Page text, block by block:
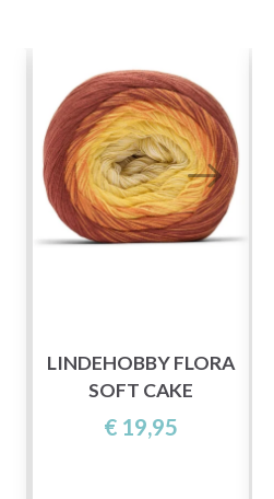
LINDEHOBBY FLORA
SOFT CAKE
€ 19,95